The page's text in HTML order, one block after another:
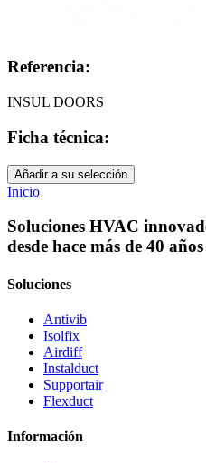
Referencia:
INSUL DOORS
Ficha técnica:
Añadir a su selección
Inicio
Soluciones HVAC
desde hace más de 40 años
Soluciones
Antivib
Isolfix
Airdiff
Instalduct
Supportair
Flexduct
Información